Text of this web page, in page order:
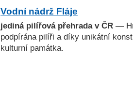
Vodní nádrž Fláje
jediná pilířová přehrada v ČR —
podpírána pilíři a díky unikátní
kulturní památka.